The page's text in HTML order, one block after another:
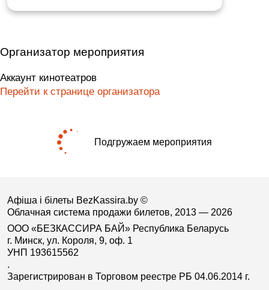
Организатор мероприятия
Аккаунт кинотеатров
Перейти к странице организатора
Подгружаем мероприятия
Афіша і білеты BezKassira.by ©
Облачная система продажи билетов, 2013 — 2026
ООО «БЕЗКАССИРА БАЙ» Республика Беларусь
г. Минск, ул. Короля, 9, оф. 1
УНП 193615562
.
Зарегистрирован в Торговом реестре РБ 04.06.2014 г.